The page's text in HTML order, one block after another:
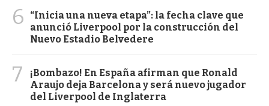
6
“Inicia una nueva etapa”: la fecha clave que
anunció Liverpool por la construcción del
Nuevo Estadio Belvedere
7
¡Bombazo! En España afirman que Ronald
Araujo deja Barcelona y será nuevo jugador
del Liverpool de Inglaterra